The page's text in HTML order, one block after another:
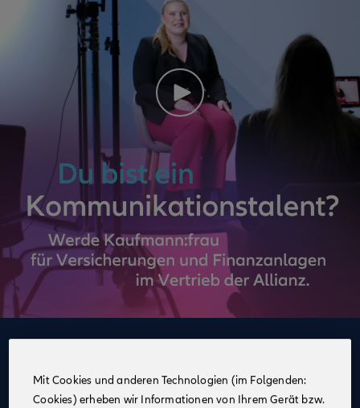
im Vertrieb der Allianz
Mit Cookies und anderen Technologien (im Folgenden:
Cookies) erheben wir Informationen von Ihrem Gerät bzw.